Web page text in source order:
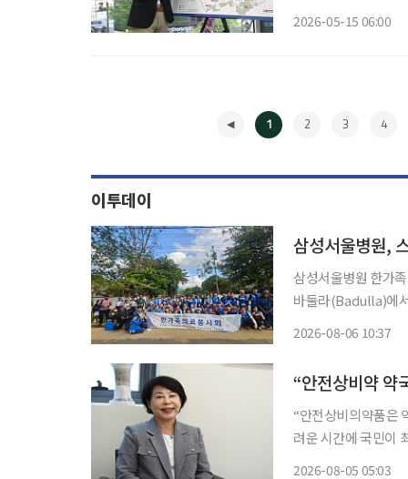
2026-05-15 06:00
1 2 3 4
이투데이
삼성서울병원,
삼성서울병원 한가
바둘라(Badulla)에서 제
2026-08-06 10:37
“안전상비의약품은
려운 시간에 국민이 최
2026-08-05 05:03